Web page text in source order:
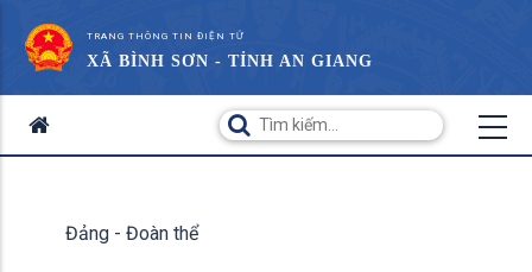
TRANG THÔNG TIN ĐIỆN TỬ
XÃ BÌNH SƠN - TỈNH AN GIANG
Đảng - Đoàn thể